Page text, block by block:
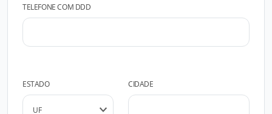
TELEFONE COM DDD
ESTADO CIDADE